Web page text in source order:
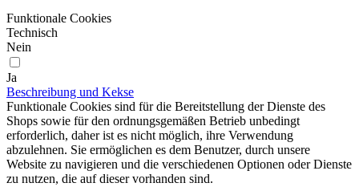
Funktionale Cookies
Technisch
Nein
Ja
Beschreibung und Kekse
Funktionale Cookies sind für die Bereitstellung der Dienste des
Shops sowie für den ordnungsgemäßen Betrieb unbedingt
erforderlich, daher ist es nicht möglich, ihre Verwendung
abzulehnen. Sie ermöglichen es dem Benutzer, durch unsere
Website zu navigieren und die verschiedenen Optionen oder Dienste
zu nutzen, die auf dieser vorhanden sind.